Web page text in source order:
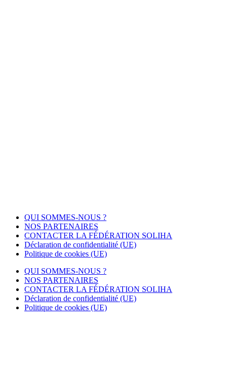
QUI SOMMES-NOUS ?
NOS PARTENAIRES
CONTACTER LA FÉDÉRATION SOLIHA
Déclaration de confidentialité (UE)
Politique de cookies (UE)
QUI SOMMES-NOUS ?
NOS PARTENAIRES
CONTACTER LA FÉDÉRATION SOLIHA
Déclaration de confidentialité (UE)
Politique de cookies (UE)